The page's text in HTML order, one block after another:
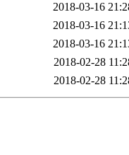
2018-03-16
2018-03-16
2018-03-16
2018-02-28
2018-02-28